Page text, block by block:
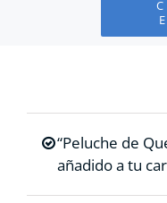
“Peluche de
añadido a tu